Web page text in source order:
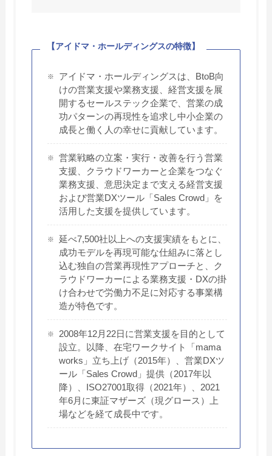
【アイドマ・ホールディングスの特徴】
アイドマ・ホールディングスは、BtoB向
けの営業支援や業務支援、経営支援を展
開するセールステック企業で、営業の成
功パターンの再現性を追求し中小企業の
成長と働く人の幸せに貢献しています。
営業戦略の立案・実行・改善を行う営業
支援、クラウドワーカーと企業をつなぐ
業務支援、意思決定まで支える経営支援
および営業DXツール「Sales Crowd」を
活用した支援を提供しています。
延べ7,500社以上への支援実績をもとに、
成功モデルを再現可能な仕組みに落とし
込む独自の営業再現性アプローチと、ク
ラウドワーカーによる業務支援・DXの掛
け合わせで労働力不足に対応する事業構
造が特色です。
2008年12月22日に営業支援を目的として
設立。以降、在宅ワークサイト「mama
works」立ち上げ（2015年）、営業DXツ
ール「Sales Crowd」提供（2017年以
降）、ISO27001取得（2021年）、2021
年6月に東証マザーズ（現グロース）上
場などを経て成長中です。